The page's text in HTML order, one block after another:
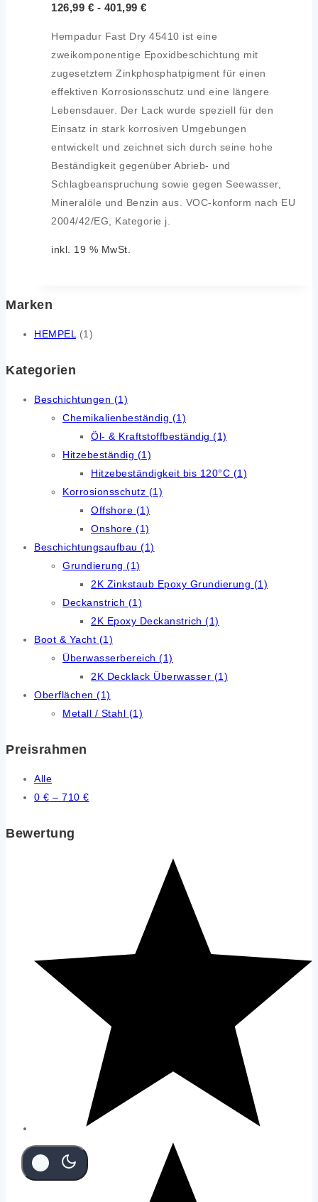
126,99 € - 401,99 €
Hempadur Fast Dry 45410 ist eine
zweikomponentige Epoxidbeschichtung mit
zugesetztem Zinkphosphatpigment für einen
effektiven Korrosionsschutz und eine längere
Lebensdauer. Der Lack wurde speziell für den
Einsatz in stark korrosiven Umgebungen
entwickelt und zeichnet sich durch seine hohe
Beständigkeit gegenüber Abrieb- und
Schlagbeanspruchung sowie gegen Seewasser,
Mineralöle und Benzin aus. VOC-konform nach EU
2004/42/EG, Kategorie j.
inkl. 19 % MwSt.
Marken
HEMPEL (1)
Kategorien
Beschichtungen (1)
Chemikalienbeständig (1)
Öl- & Kraftstoffbeständig (1)
Hitzebeständig (1)
Hitzebeständigkeit bis 120°C (1)
Korrosionsschutz (1)
Offshore (1)
Onshore (1)
Beschichtungsaufbau (1)
Grundierung (1)
2K Zinkstaub Epoxy Grundierung (1)
Deckanstrich (1)
2K Epoxy Deckanstrich (1)
Boot & Yacht (1)
Überwasserbereich (1)
2K Decklack Überwasser (1)
Oberflächen (1)
Metall / Stahl (1)
Preisrahmen
Alle
0 € – 710 €
Bewertung